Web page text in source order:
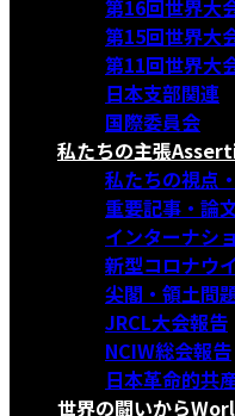
第16回世界大
第15回世界大
第11回世界大
日本支部関連
国際委員会
私たちの主張
私たちの視点
重要記事・論
インターナシ
新型コロナウ
尖閣・領土問
JRCL大会報告
NCIW総会報告
日本革命的共
世界の闘いから